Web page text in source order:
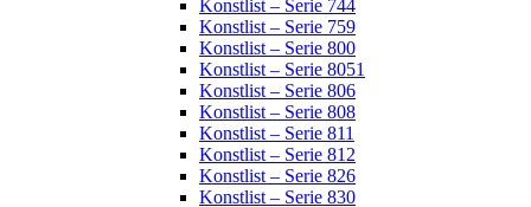
Konstlist – Serie 744
Konstlist – Serie 759
Konstlist – Serie 800
Konstlist – Serie 8051
Konstlist – Serie 806
Konstlist – Serie 808
Konstlist – Serie 811
Konstlist – Serie 812
Konstlist – Serie 826
Konstlist – Serie 830